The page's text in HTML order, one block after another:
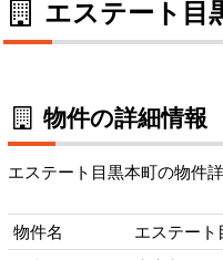
エステート目
物件の詳細情報
エステート目黒本町の物件
物件名
エステート